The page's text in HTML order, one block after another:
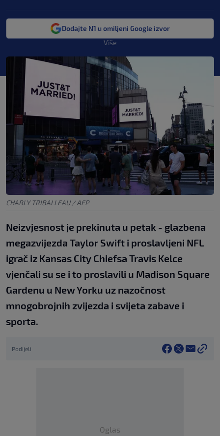
Dodajte N1 u omiljeni Google izvor
Više
CHARLY TRIBALLEAU / AFP
Neizvjesnost je prekinuta u petak - glazbena
megazvijezda Taylor Swift i proslavljeni NFL
igrač iz Kansas City Chiefsa Travis Kelce
vjenčali su se i to proslavili u Madison Square
Gardenu u New Yorku uz nazočnost
mnogobrojnih zvijezda i svijeta zabave i
sporta.
Podijeli
Oglas